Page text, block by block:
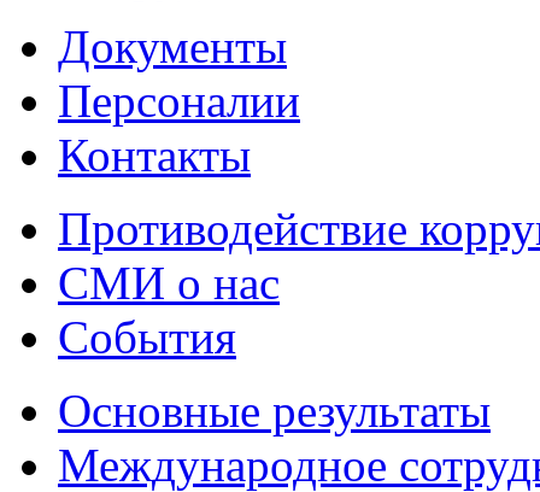
Документы
Персоналии
Контакты
Противодействие
СМИ о нас
События
Основные результаты
Международное